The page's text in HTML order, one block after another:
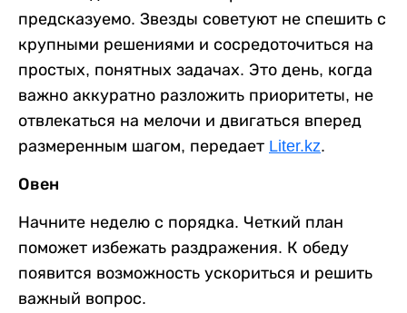
предсказуемо. Звезды советуют не спешить с
крупными решениями и сосредоточиться на
простых, понятных задачах. Это день, когда
важно аккуратно разложить приоритеты, не
отвлекаться на мелочи и двигаться вперед
размеренным шагом, передает Liter.kz.
Овен
Начните неделю с порядка. Четкий план
поможет избежать раздражения. К обеду
появится возможность ускориться и решить
важный вопрос.